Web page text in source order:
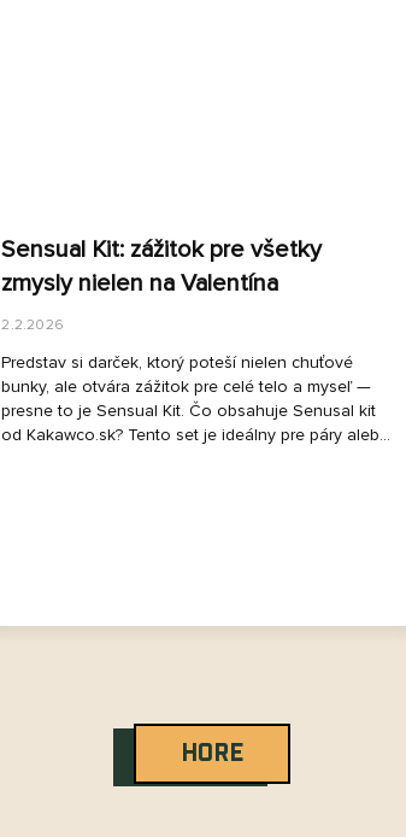
Sensual Kit: zážitok pre všetky
zmysly nielen na Valentína
2.2.2026
Predstav si darček, ktorý poteší nielen chuťové
bunky, ale otvára zážitok pre celé telo a myseľ —
presne to je Sensual Kit. Čo obsahuje Senusal kit
od Kakawco.sk? Tento set je ideálny pre páry aleb...
O
v
l
HORE